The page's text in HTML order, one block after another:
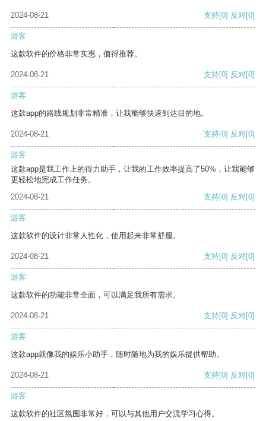
2024-08-21 支持[0] 反对[0]
游客
这款软件的价格非常实惠，值得推荐。
2024-08-21 支持[0] 反对[0]
游客
这款app的路线规划非常精准，让我能够快速到达目的地。
2024-08-21 支持[0] 反对[0]
游客
这款app是我工作上的得力助手，让我的工作效率提高了50%，让我能够
更轻松地完成工作任务。
2024-08-21
支持[0] 反对[0]
游客
这款软件的设计非常人性化，使用起来非常舒服。
2024-08-21 支持[0] 反对[0]
游客
这款软件的功能非常全面，可以满足我所有需求。
2024-08-21 支持[0] 反对[0]
游客
这款app就像我的娱乐小助手，随时随地为我的娱乐提供帮助。
2024-08-21 支持[0] 反对[0]
游客
这款软件的社区氛围非常好，可以与其他用户交流学习心得。